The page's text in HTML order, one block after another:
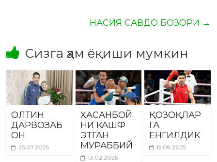
НАСИЯ САВДО БОЗОРИ →
Сизга ҳам ёқиши мумкин
ОЛТИН
ДАРВОЗАБ
ОН
25.07.2025
ҲАСАНБОЙ
НИ КАШФ
ЭТГАН
МУРАББИЙ
13.02.2025
ҚОЗОҚЛАР
ГА
ЕНГИЛДИК
15.09.2025